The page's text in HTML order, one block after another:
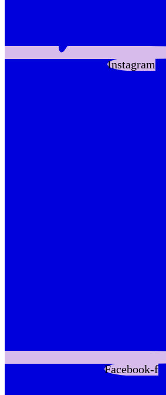
Instagram
Facebook-f